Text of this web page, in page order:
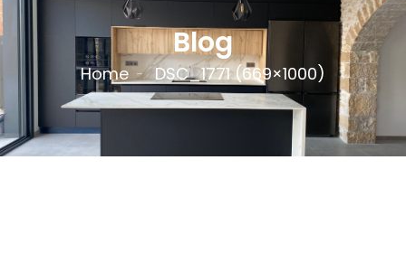
Blog
Home DSC_1771 (669×1000)